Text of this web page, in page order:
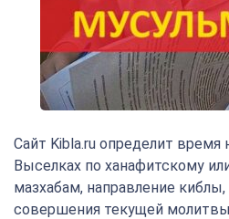
Сайт Kibla.ru определит время
Выселках по ханафитскому
мазхабам, направление
совершения текущей